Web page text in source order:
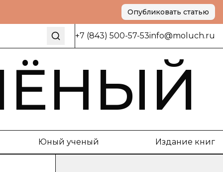
Опубликовать статью
+7 (843) 500-57-53info@moluch.ru
Юный ученый Издание книг